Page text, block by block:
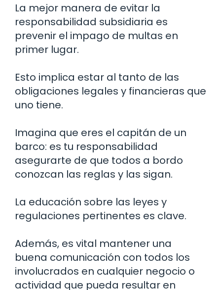
La mejor manera de evitar la
responsabilidad subsidiaria es
prevenir el impago de multas en
primer lugar.
Esto implica estar al tanto de las
obligaciones legales y financieras que
uno tiene.
Imagina que eres el capitán de un
barco: es tu responsabilidad
asegurarte de que todos a bordo
conozcan las reglas y las sigan.
La educación sobre las leyes y
regulaciones pertinentes es clave.
Además, es vital mantener una
buena comunicación con todos los
involucrados en cualquier negocio o
actividad que pueda resultar en